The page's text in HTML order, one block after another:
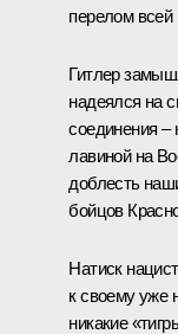
перелом
Гитлер
надеялся на
соединения –
лавиной на
доблесть
бойцов
Натиск
к своему уже
никакие